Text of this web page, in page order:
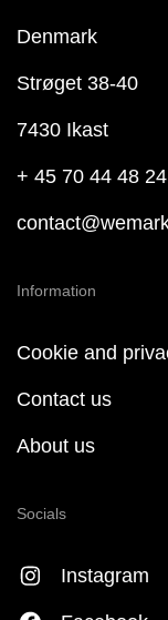
Denmark
Strøget 38-40
7430 Ikast
+ 45 70 44 48 24
Information
Cookie and
Contact us
About us
Socials
Instagram